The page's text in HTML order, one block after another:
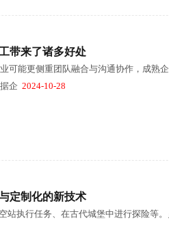
带来了诸多好处
可能更侧重团队融合与沟通协作，成熟
企 2024-10-28
定制化的新技术
站执行任务、在古代城堡中进行探险等